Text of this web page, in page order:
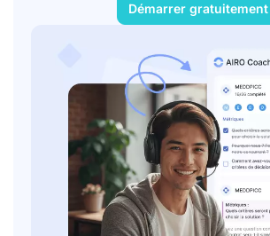
Démarrer gratuitement